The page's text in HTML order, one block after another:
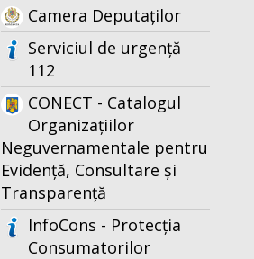
Camera Deputaților
Serviciul de urgență
112
CONECT - Catalogul
Organizațiilor
Neguvernamentale pentru
Evidență, Consultare și
Transparență
InfoCons - Protecția
Consumatorilor